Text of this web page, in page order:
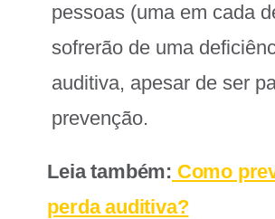
pessoas (uma em cada
sofrerão de uma
auditiva, apesar de ser
prevenção.
Leia também: Como
perda auditiva?